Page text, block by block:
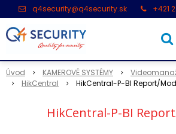
q4security@q4security.sk +421
Úvod KAMEROVÉ SYSTÉMY
HikCentral
HikCentral-P-BI Report/
HikCentral-P-BI